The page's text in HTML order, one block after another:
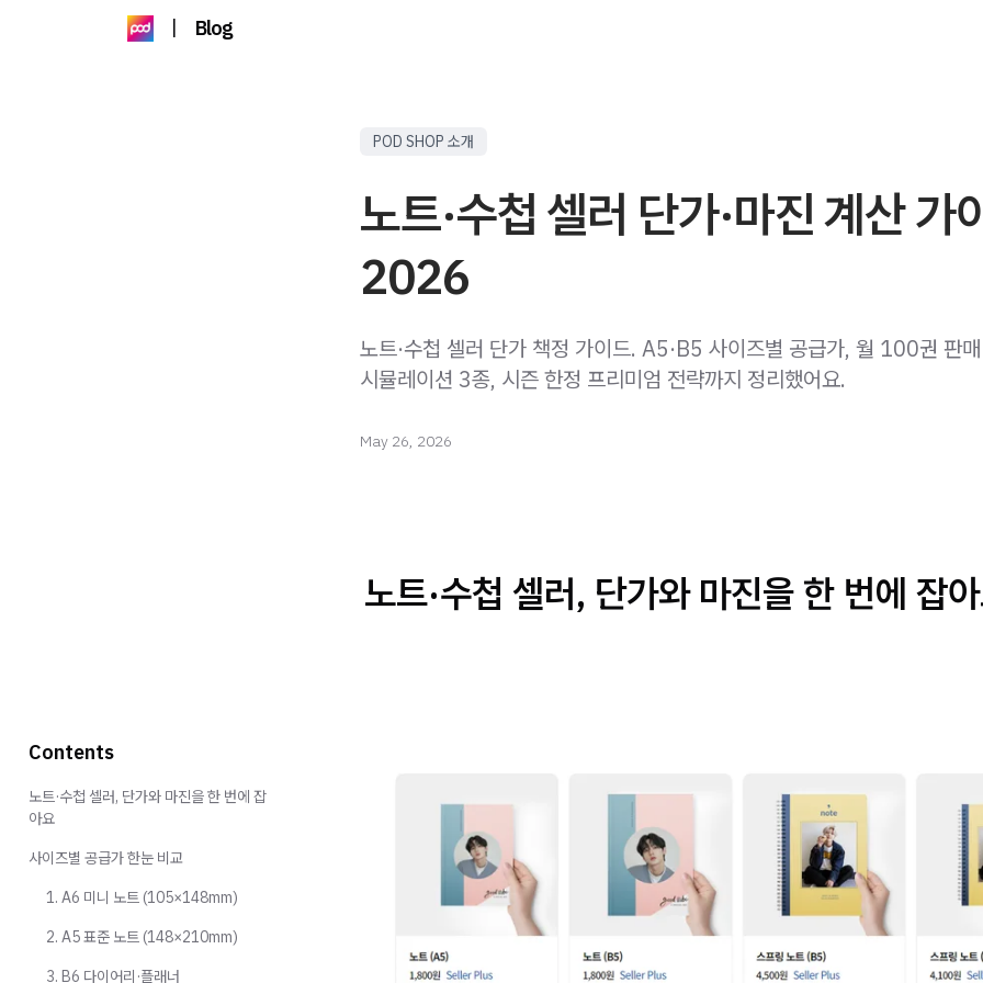
| Blog
POD SHOP 소개
노트·수첩 셀러 단가·마진 계산 가
2026
노트·수첩 셀러 단가 책정 가이드. A5·B5 사이즈별 공급가, 월 100권 판
시뮬레이션 3종, 시즌 한정 프리미엄 전략까지 정리했어요.
May 26, 2026
노트·수첩 셀러, 단가와 마진을 한 번에 잡
Contents
노트·수첩 셀러, 단가와 마진을 한 번에 잡
아요
사이즈별 공급가 한눈 비교
1. A6 미니 노트 (105×148mm)
2. A5 표준 노트 (148×210mm)
3. B6 다이어리·플래너